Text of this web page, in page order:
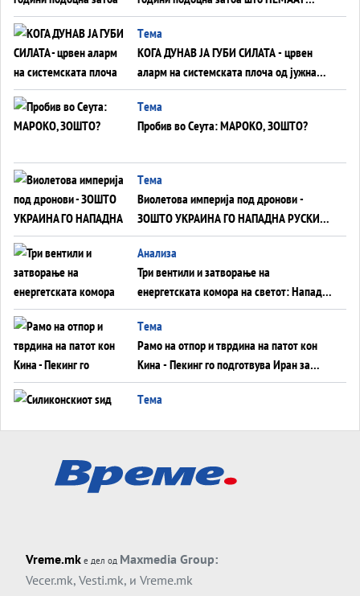
ВНУЦИ ДА ГИ ЗАМЕНАТ
Tема
КОГА ДУНАВ ЈА ГУБИ СИЛАТА - црвен
аларм на системската плоча од јужна
Германија до Црното Море...
Tема
Пробив во Сеута: МАРОКО, ЗОШТО?
Tема
Виолетова империја под дронови -
ЗОШТО УКРАИНА ГО НАПАДНА РУСКИОТ
WILDBERRIES
Aнализа
Три вентили и затворање на
енергетската комора на светот: Нападот
во Суец најавува глобален енергетски
инфаркт?
Tема
Рамо на отпор и тврдина на патот кон
Кина - Пекинг го подготвува Иран за
американска копнена инвазија
Tема
Tема
Трамп тврди дека повторно „разговара“
ДЛАБОКО УДОЛУ: Сметководствените
трикови што го соборија ЕНРОН ги
Vreme.mk е дел од Maxmedia Group:
Vecer.mk, Vesti.mk, и Vreme.mk